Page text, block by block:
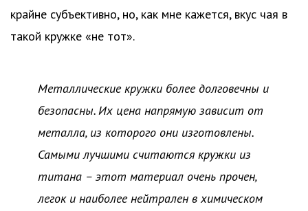
крайне субъективно, но, как мне кажется, вкус чая в
такой кружке «не тот».
Металлические кружки более долговечны и
безопасны. Их цена напрямую зависит от
металла, из которого они изготовлены.
Самыми лучшими считаются кружки из
титана – этот материал очень прочен,
легок и наиболее нейтрален в химическом